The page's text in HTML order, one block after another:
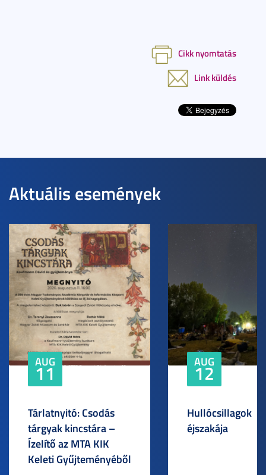
Cikk nyomtatás
Link küldés
Aktuális események
AUG
11
Tárlatnyitó: Csodás
tárgyak kincstára –
Ízelítő az MTA KIK
Keleti Gyűjteményéből
AUG
12
Hullócsillagok
éjszakája